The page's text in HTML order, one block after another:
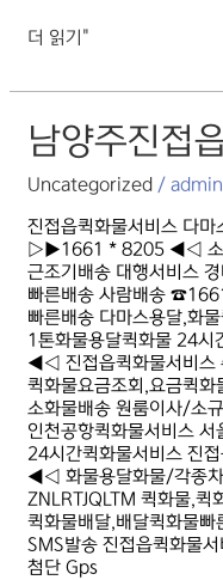
더 읽기"
남양주진접
Uncategorized /admin
진접읍퀵화물서비스 다
▷▶1661 * 8205 ◀◁ 소
근조기배송 대행서비스
빠른배송 사람배송
빠른배송 다마스용달,화
1톤화물용달퀵화물 24
◀◁ 진접읍퀵화물서비스
퀵화물요금조회,요금퀵
소화물배송 원룸이사/소
인천공항퀵화물서비스
24시간퀵화물서비스 진
◀◁ 화물용달화물/각종
ZNLRTJQLTM 퀵화물,퀵
퀵화물배달,배달퀵화물
SMS발송 진접읍퀵화물
첨단 Gps
남양주진접읍퀵화물서비스